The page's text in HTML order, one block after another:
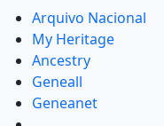
Arquivo Nacional
My Heritage
Ancestry
Geneall
Geneanet